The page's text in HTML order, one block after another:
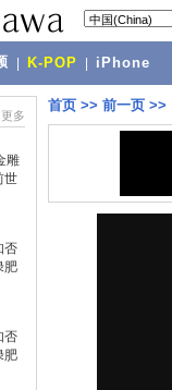
K-POP iPhone
更多
雕
世
否
肥
否
肥
首页 >> 前一页 >>